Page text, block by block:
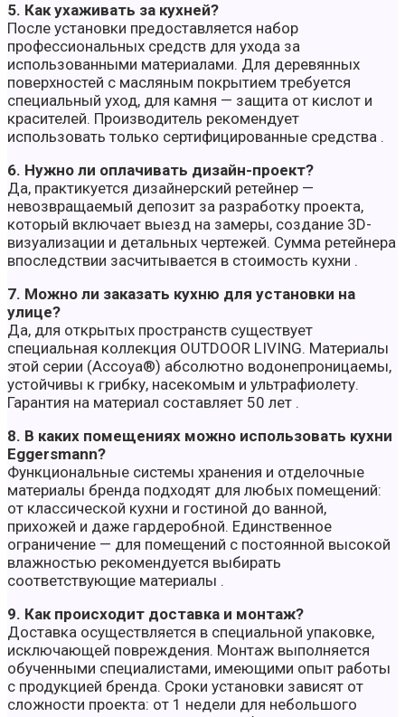
5. Как ухаживать за кухней?
После установки предоставляется набор
профессиональных средств для ухода за
использованными материалами. Для деревянных
поверхностей с масляным покрытием требуется
специальный уход, для камня — защита от кислот и
красителей. Производитель рекомендует
использовать только сертифицированные средства .
6. Нужно ли оплачивать дизайн-проект?
Да, практикуется дизайнерский ретейнер —
невозвращаемый депозит за разработку проекта,
который включает выезд на замеры, создание 3D-
визуализации и детальных чертежей. Сумма ретейнера
впоследствии засчитывается в стоимость кухни .
7. Можно ли заказать кухню для установки на
улице?
Да, для открытых пространств существует
специальная коллекция OUTDOOR LIVING. Материалы
этой серии (Accoya®) абсолютно водонепроницаемы,
устойчивы к грибку, насекомым и ультрафиолету.
Гарантия на материал составляет 50 лет .
8. В каких помещениях можно использовать кухни
Eggersmann?
Функциональные системы хранения и отделочные
материалы бренда подходят для любых помещений:
от классической кухни и гостиной до ванной,
прихожей и даже гардеробной. Единственное
ограничение — для помещений с постоянной высокой
влажностью рекомендуется выбирать
соответствующие материалы .
9. Как происходит доставка и монтаж?
Доставка осуществляется в специальной упаковке,
исключающей повреждения. Монтаж выполняется
обученными специалистами, имеющими опыт работы
с продукцией бренда. Сроки установки зависят от
сложности проекта: от 1 недели для небольшого